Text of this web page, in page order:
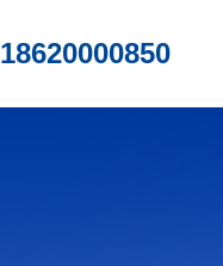
18620000850